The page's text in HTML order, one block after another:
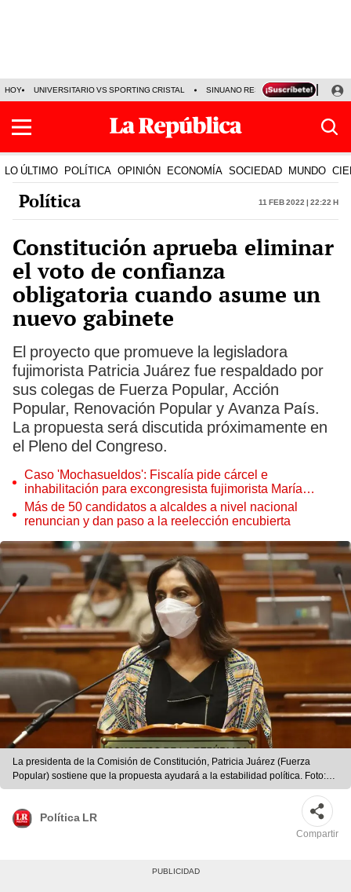
HOY UNIVERSITARIO VS SPORTING CRISTAL SINUANO RESULTADOS HOY
LO ÚLTIMO POLÍTICA OPINIÓN ECONOMÍA SOCIEDAD MUNDO
Política 11 Feb 2022 | 22:22 h
Constitución aprueba eliminar
el voto de confianza
obligatoria cuando asume un
nuevo gabinete
El proyecto que promueve la legisladora
fujimorista Patricia Juárez fue respaldado por
sus colegas de Fuerza Popular, Acción
Popular, Renovación Popular y Avanza País.
La propuesta será discutida próximamente en
el Pleno del Congreso.
Caso 'Mochasueldos': Fiscalía pide cárcel e
inhabilitación para excongresista fujimorista María
Cordero Jon Tay
Más de 50 candidatos a alcaldes a nivel nacional
renuncian y dan paso a la reelección encubierta
La presidenta de la Comisión de Constitución, Patricia Juárez (Fuerza
Popular) sostiene que la propuesta ayudará a la estabilidad política. Foto:
Congreso.
Política LR
Compartir